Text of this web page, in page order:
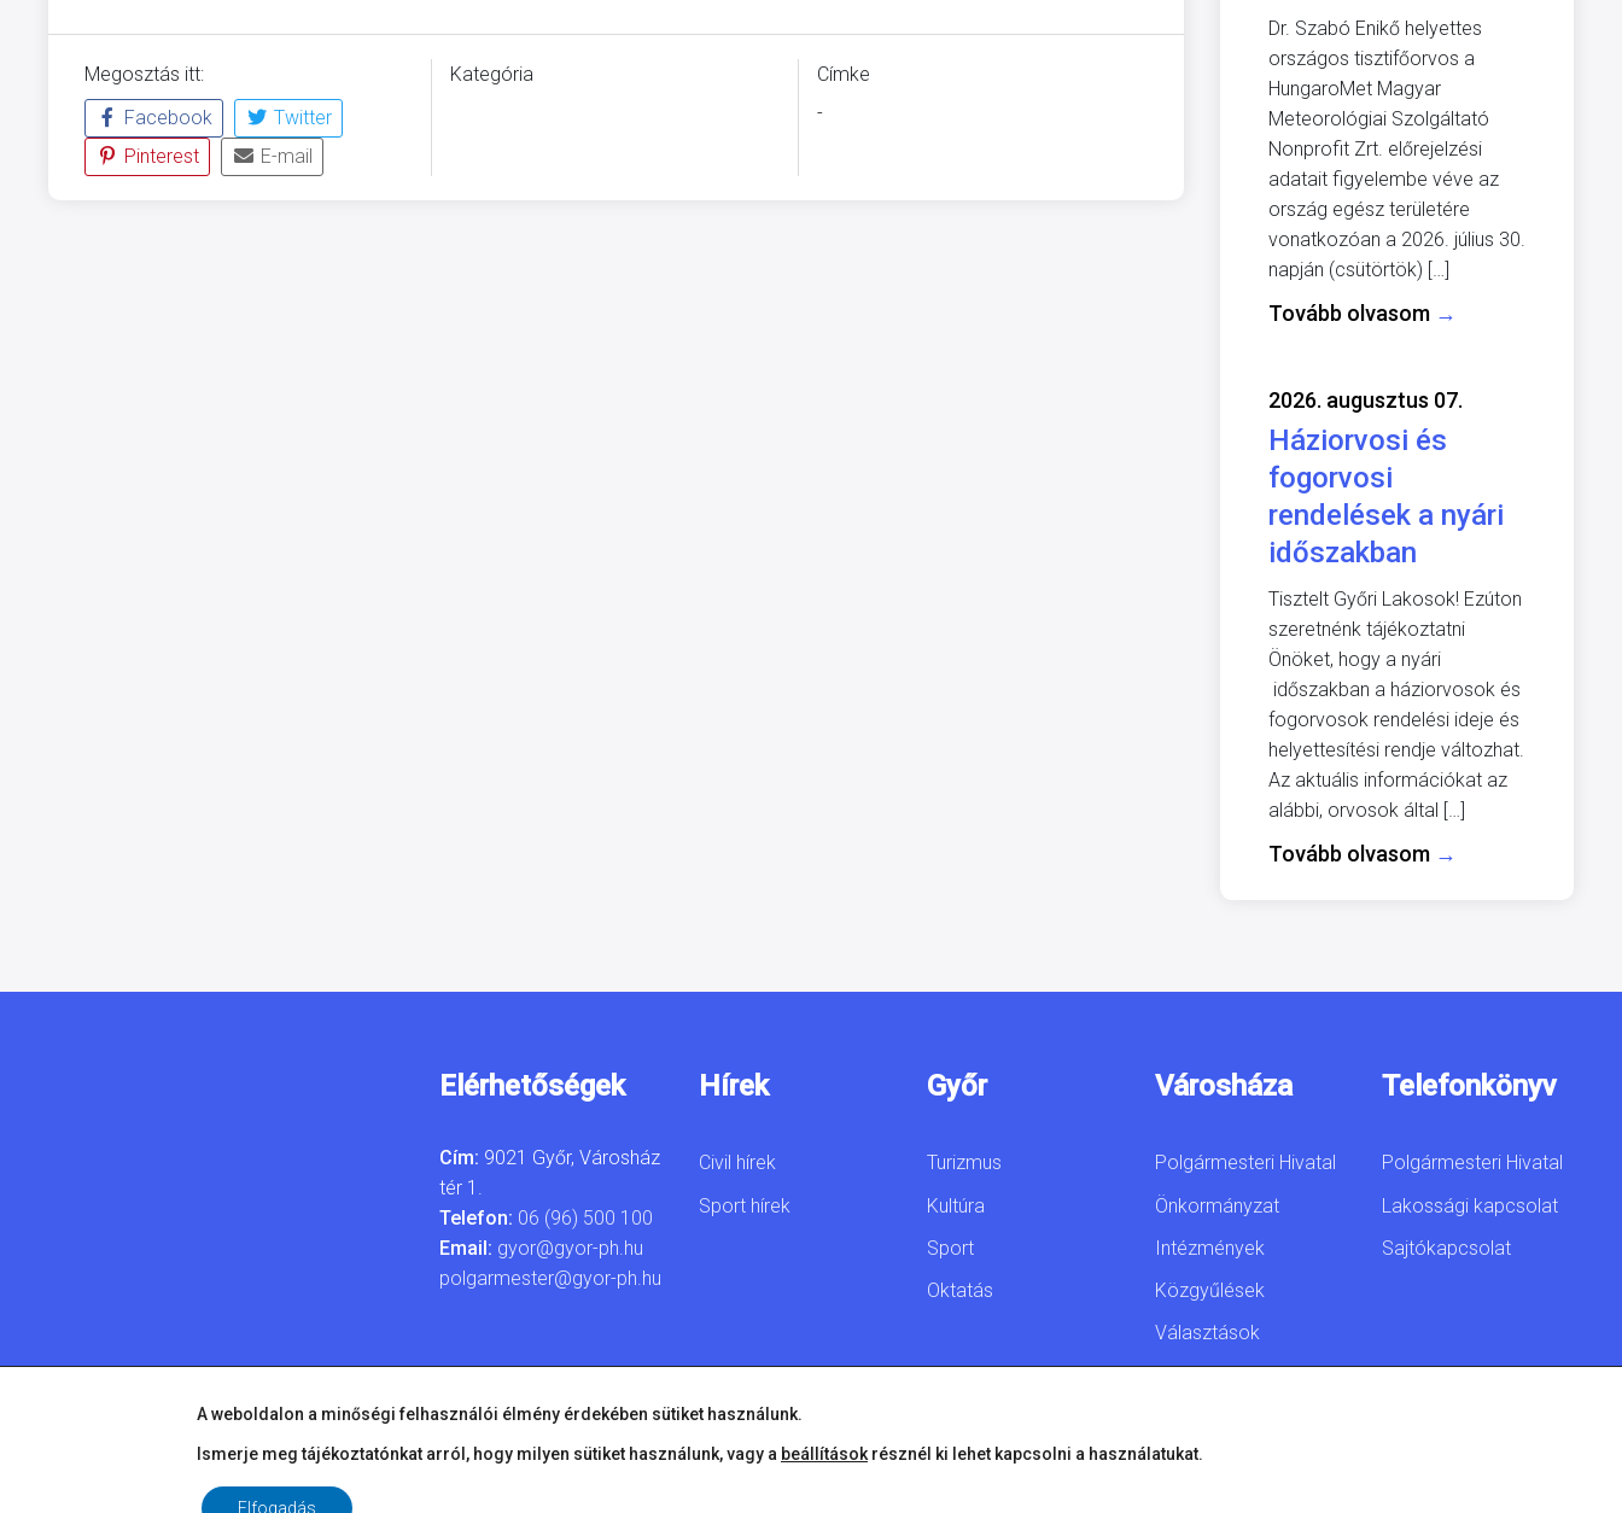
Megosztás itt:
Facebook
Twitter
Pinterest
E-mail
Kategória
Címke
-
Dr. Szabó Enikő helyettes
országos tisztifőorvos a
HungaroMet Magyar
Meteorológiai Szolgáltató
Nonprofit Zrt. előrejelzési
adatait figyelembe véve az
ország egész területére
vonatkozóan a 2026. július 30.
napján (csütörtök) […]
Tovább olvasom →
2026. augusztus 07.
Háziorvosi és
fogorvosi
rendelések a nyári
időszakban
Tisztelt Győri Lakosok! Ezúton
szeretnénk tájékoztatni
Önöket, hogy a nyári
időszakban a háziorvosok és
fogorvosok rendelési ideje és
helyettesítési rendje változhat.
Az aktuális információkat az
alábbi, orvosok által […]
Tovább olvasom →
Elérhetőségek
Cím: 9021 Győr, Városház
tér 1.
Telefon: 06 (96) 500 100
Email: gyor@gyor-ph.hu
polgarmester@gyor-ph.hu
Hírek
Civil hírek
Sport hírek
Győr
Turizmus
Kultúra
Sport
Oktatás
Városháza
Polgármesteri Hivatal
Önkormányzat
Intézmények
Közgyűlések
Választások
Telefonkönyv
Polgármesteri Hivatal
Lakossági kapcsolat
Sajtókapcsolat
A weboldalon a minőségi felhasználói élmény érdekében sütiket használunk.
Ismerje meg tájékoztatónkat arról, hogy milyen sütiket használunk, vagy a beállítások résznél ki lehet kapcsolni a használatukat.
Elfogadás